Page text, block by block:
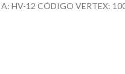
HV-12 CÓDIGO VERTEX: